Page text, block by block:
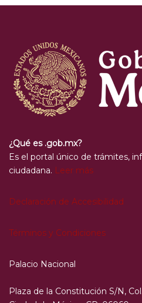
¿Qué es .gob.mx?
Es el portal único de trámites,
ciudadana. Leer más
Declaración de Accesibilidad
Términos y Condiciones
Palacio Nacional
Plaza de la Constitución S/N,